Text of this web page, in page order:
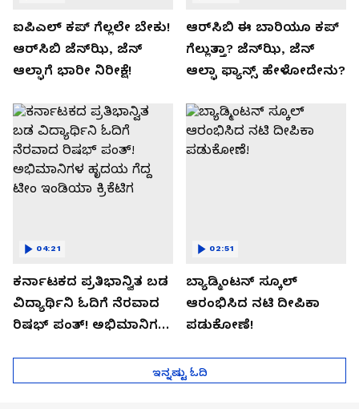
ಐಪಿಎಲ್ ಕಪ್‌ ಗೆಲ್ಲಲೇ ಬೇಕು!
ಆರ್‌ಸಿಬಿ ಜೆನ್‌ಝಿ, ಜೆನ್‌
ಆಲ್ಫಾಗೆ ಭಾರೀ ನಿರೀಕ್ಷೆ!
ಆರ್‌ಸಿಬಿ ಈ ಬಾರಿಯೂ ಕಪ್‌
ಗೆಲ್ಲುತ್ತಾ? ಜೆನ್‌ಝಿ, ಜೆನ್‌
ಆಲ್ಫಾ ಫ್ಯಾನ್ಸ್ ಹೇಳೋದೇನು?
ಕರ್ನಾಟಕದ ಪ್ರತಿಭಾನ್ವಿತ ಬಡ
ವಿದ್ಯಾರ್ಥಿನಿ ಓದಿಗೆ ನೆರವಾದ
ರಿಷಭ್ ಪಂತ್! ಅಭಿಮಾನಿಗಳ
04:21
ಬ್ಯಾಡ್ಮಿಂಟನ್ ಸ್ಕೂಲ್​
ಆರಂಭಿಸಿದ ನಟಿ ದೀಪಿಕಾ
ಪಡುಕೋಣೆ!
02:51
ಇನ್ನಷ್ಟು ಓದಿ